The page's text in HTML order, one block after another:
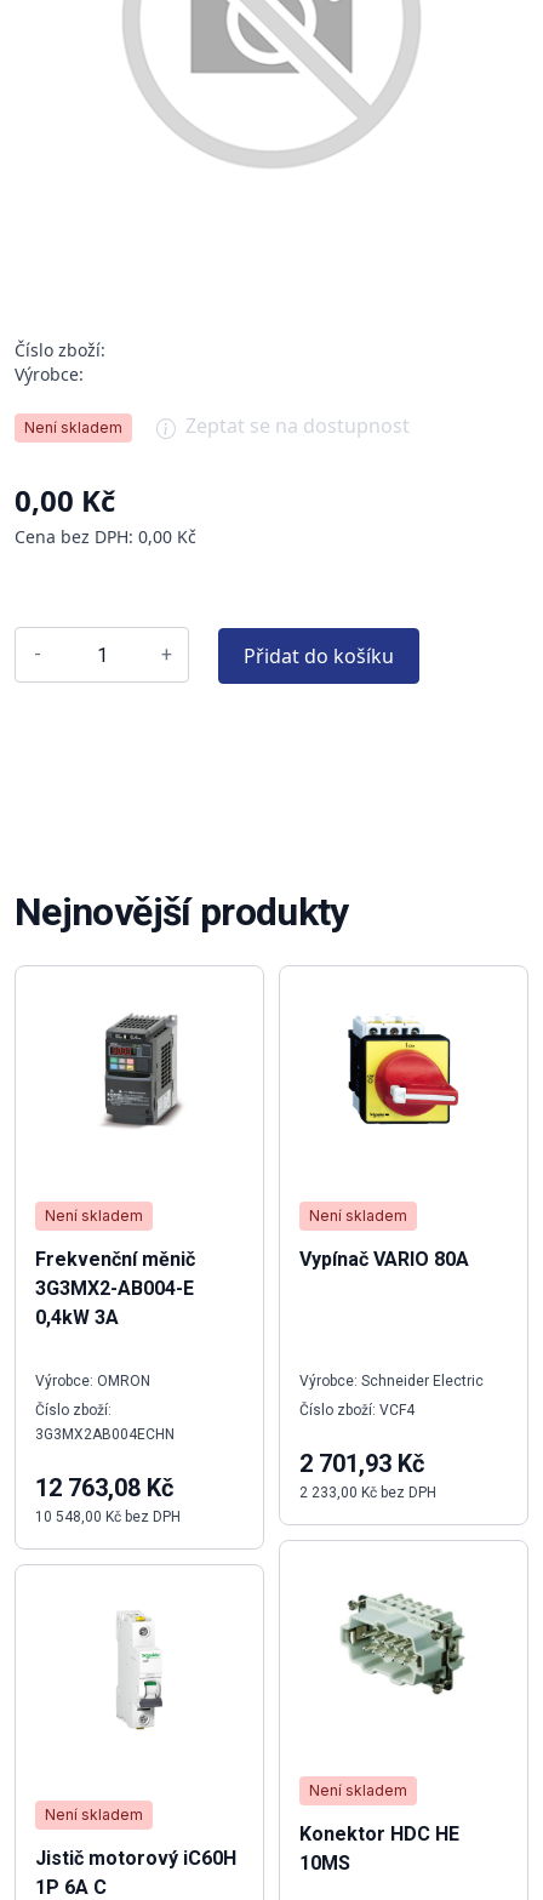
Číslo zboží:
Výrobce:
Není skladem Zeptat se na dostupnost
0,00 Kč
Cena bez DPH: 0,00 Kč
- + Přidat do košíku
Nejnovější produkty
Není skladem
Frekvenční měnič
3G3MX2-AB004-E
0,4kW 3A
Výrobce: OMRON
Číslo zboží:
3G3MX2AB004ECHN
12 763,08 Kč
10 548,00 Kč bez DPH
Není skladem
Jistič motorový iC60H
1P 6A C
Není skladem
Vypínač VARIO 80A
Výrobce: Schneider Electric
Číslo zboží: VCF4
2 701,93 Kč
2 233,00 Kč bez DPH
Není skladem
Konektor HDC HE
10MS